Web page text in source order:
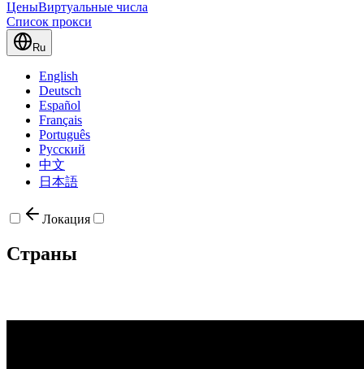
ЦеныВиртуальные числа
Список прокси
Ru
English
Deutsch
Español
Français
Português
Русский
中文
日本語
Локация
Страны